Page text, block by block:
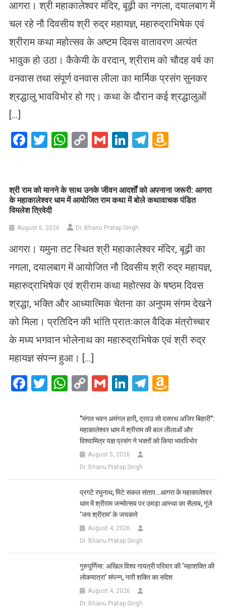
आगरा। श्री महाकालेश्वर मंदिर, बूढ़ी का नगला, दयालबाग में
चल रहे नौ दिवसीय श्री रुद्र महायज्ञ, महारुद्राभिषेक एवं
श्रीराम कथा महोत्सव के अष्टम दिवस वातावरण अत्यंत
भावुक हो उठा। कैकेयी के वरदान, श्रीराम को चौदह वर्ष का
वनवास तथा संपूर्ण वनवास लीला का मार्मिक प्रसंग सुनकर
श्रद्धालु भावविभोर हो गए। कथा के दौरान कई श्रद्धालुओं
[…]
Facebook
Twitter
WhatsApp
CopyGmailLinkedIn
Telegram
​श्री राम को मानने के साथ उनके जीवन आदर्शों को अपनाना जरूरी: आगरा
के महाकालेश्वर धाम में आयोजित राम कथा में बोले कथावाचक पंडित
विमलेश त्रिवेदी
August 6, 2026 Dr. Bhanu Pratap Singh
आगरा। यमुना तट स्थित श्री महाकालेश्वर मंदिर, बूढ़ी का
नगला, दयालबाग में आयोजित नौ दिवसीय श्री रुद्र महायज्ञ,
महारुद्राभिषेक एवं श्रीराम कथा महोत्सव के षष्ठम दिवस
श्रद्धा, भक्ति और आध्यात्मिक चेतना का अनुपम संगम देखने
को मिला। प्रतिदिन की भांति प्रातःकाल वैदिक मंत्रोच्चार
के मध्य भगवान भोलेनाथ का महारुद्राभिषेक एवं श्री रुद्र
महायज्ञ संपन्न हुआ। […]
Facebook
Twitter
WhatsApp
CopyGmailLinkedIn
Telegram
List
​”मंगल भवन अमंगल हारी, द्रवउ सो दसरथ अजिर बिहारी”:
महाकालेश्वर धाम में श्रीराम की बाल लीलाओं और
विश्वामित्र यज्ञ प्रसंग ने भक्तों को किया भावविभोर
August 5, 2026
Dr. Bhanu Pratap Singh
प्रगटे रघुनाथ, मिटे सकल संताप…आगरा के महाकालेश्वर
धाम में श्रीराम जन्मोत्सव पर उमड़ा आस्था का सैलाब, गूंजे
‘जय श्रीराम’ के जयकारे
August 4, 2026
Dr. Bhanu Pratap Singh
गुरुपूर्णिमा: अखिल विश्व गायत्री परिवार की ‘महाशक्ति की
लोकयात्रा’ संपन्न, नारी शक्ति का संदेश
August 4, 2026
Dr. Bhanu Pratap Singh